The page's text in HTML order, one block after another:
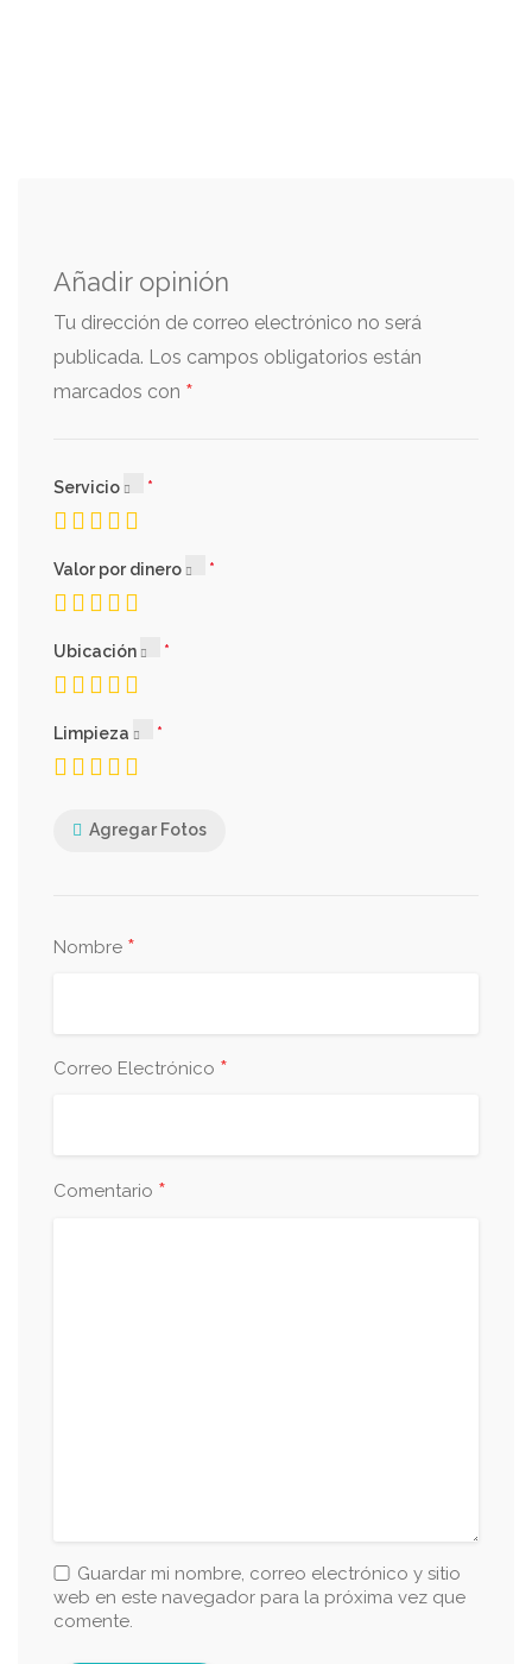
Añadir opinión
Tu dirección de correo electrónico no será
publicada. Los campos obligatorios están
marcados con *
Servicio
Valor por dinero
Ubicación
Limpieza
Agregar Fotos
Nombre *
Correo Electrónico *
Comentario *
Guardar mi nombre, correo electrónico y sitio
web en este navegador para la próxima vez que
comente.